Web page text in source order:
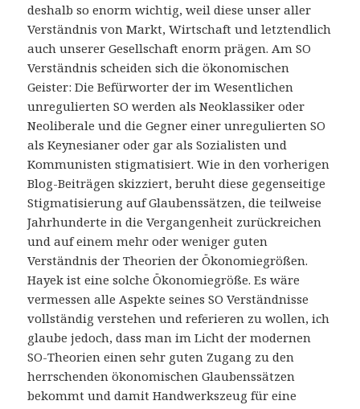
deshalb so enorm wichtig, weil diese unser aller
Verständnis von Markt, Wirtschaft und letztendlich
auch unserer Gesellschaft enorm prägen. Am SO
Verständnis scheiden sich die ökonomischen
Geister: Die Befürworter der im Wesentlichen
unregulierten SO werden als Neoklassiker oder
Neoliberale und die Gegner einer unregulierten SO
als Keynesianer oder gar als Sozialisten und
Kommunisten stigmatisiert. Wie in den vorherigen
Blog-Beiträgen skizziert, beruht diese gegenseitige
Stigmatisierung auf Glaubenssätzen, die teilweise
Jahrhunderte in die Vergangenheit zurückreichen
und auf einem mehr oder weniger guten
Verständnis der Theorien der Ökonomiegrößen.
Hayek ist eine solche Ökonomiegröße. Es wäre
vermessen alle Aspekte seines SO Verständnisse
vollständig verstehen und referieren zu wollen, ich
glaube jedoch, dass man im Licht der modernen
SO-Theorien einen sehr guten Zugang zu den
herrschenden ökonomischen Glaubenssätzen
bekommt und damit Handwerkszeug für eine